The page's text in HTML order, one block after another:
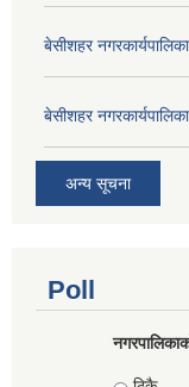
बे‍‍सीशहर
बे‍‍सीशहर
अन्य सूचना
Poll